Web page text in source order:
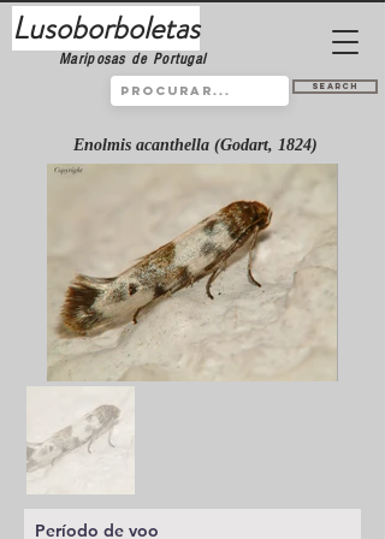
Lusoborboletas
Mariposas de Portugal
Search
Enolmis acanthella (Godart, 1824)
Período de voo